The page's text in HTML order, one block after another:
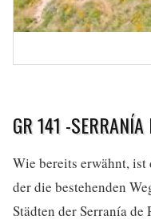
GR 141 -SERRANÍA
Wie bereits erwähnt, ist
der die bestehenden
Städten der Serranía